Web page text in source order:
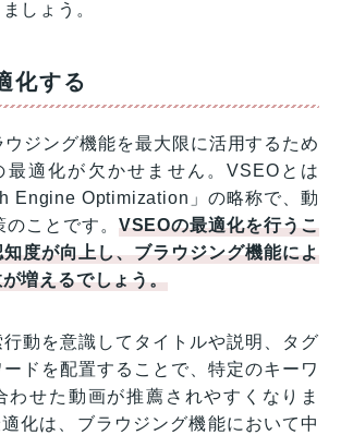
しょう。
化する
ジング機能を最大限に活用するため
最適化が欠かせません。VSEOとは
Engine Optimization」の略称で、動
ことです。 VSEOの最適化を行うこ
度が向上し、ブラウジング機能によ
増えるでしょう。
動を意識してタイトルや説明、タグ
ドを配置することで、特定のキーワ
わせた動画が推薦されやすくなりま
化は、ブラウジング機能において中